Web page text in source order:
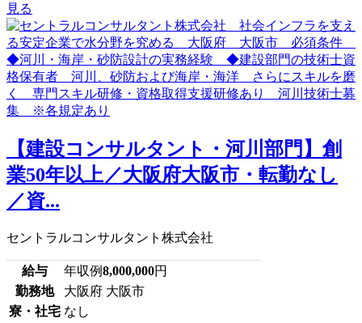
見る
【建設コンサルタント・河川部門】創
業50年以上／大阪府大阪市・転勤なし
／資...
セントラルコンサルタント株式会社
給与 年収例8,000,000円
勤務地
大阪府 大阪市
寮・社宅 なし